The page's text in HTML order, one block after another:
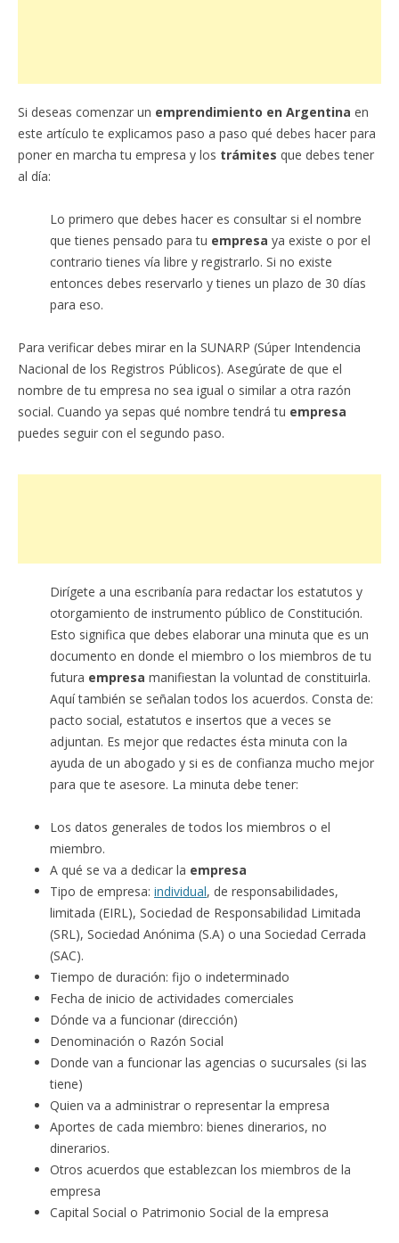
Si deseas comenzar un emprendimiento en Argentina en
este artículo te explicamos paso a paso qué debes hacer para
poner en marcha tu empresa y los trámites que debes tener
al día:
Lo primero que debes hacer es consultar si el nombre
que tienes pensado para tu empresa ya existe o por el
contrario tienes vía libre y registrarlo. Si no existe
entonces debes reservarlo y tienes un plazo de 30 días
para eso.
Para verificar debes mirar en la SUNARP (Súper Intendencia
Nacional de los Registros Públicos). Asegúrate de que el
nombre de tu empresa no sea igual o similar a otra razón
social. Cuando ya sepas qué nombre tendrá tu empresa
puedes seguir con el segundo paso.
Dirígete a una escribanía para redactar los estatutos y
otorgamiento de instrumento público de Constitución.
Esto significa que debes elaborar una minuta que es un
documento en donde el miembro o los miembros de tu
futura empresa manifiestan la voluntad de constituirla.
Aquí también se señalan todos los acuerdos. Consta de:
pacto social, estatutos e insertos que a veces se
adjuntan. Es mejor que redactes ésta minuta con la
ayuda de un abogado y si es de confianza mucho mejor
para que te asesore. La minuta debe tener:
Los datos generales de todos los miembros o el
miembro.
A qué se va a dedicar la empresa
Tipo de empresa: individual, de responsabilidades,
limitada (EIRL), Sociedad de Responsabilidad Limitada
(SRL), Sociedad Anónima (S.A) o una Sociedad Cerrada
(SAC).
Tiempo de duración: fijo o indeterminado
Fecha de inicio de actividades comerciales
Dónde va a funcionar (dirección)
Denominación o Razón Social
Donde van a funcionar las agencias o sucursales (si las
tiene)
Quien va a administrar o representar la empresa
Aportes de cada miembro: bienes dinerarios, no
dinerarios.
Otros acuerdos que establezcan los miembros de la
empresa
Capital Social o Patrimonio Social de la empresa